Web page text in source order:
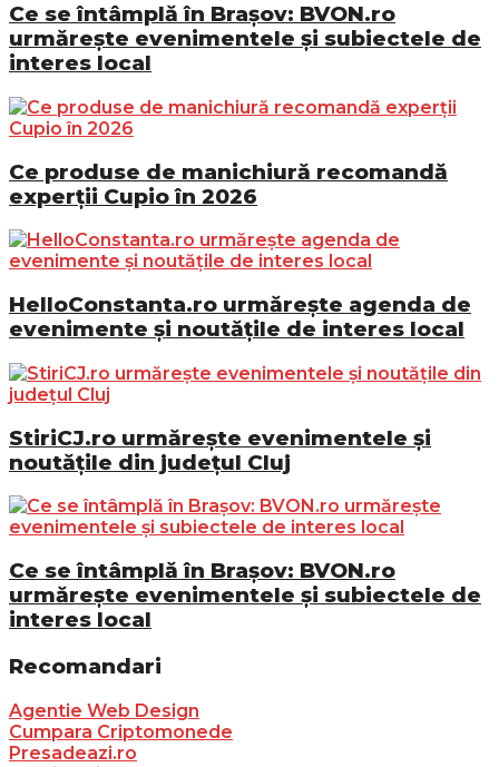
Ce se întâmplă în Brașov: BVON.ro
urmărește evenimentele și subiectele de
interes local
Ce produse de manichiură recomandă
experții Cupio în 2026
HelloConstanta.ro urmărește agenda de
evenimente și noutățile de interes local
StiriCJ.ro urmărește evenimentele și
noutățile din județul Cluj
Ce se întâmplă în Brașov: BVON.ro
urmărește evenimentele și subiectele de
interes local
Recomandari
Agentie Web Design
Cumpara Criptomonede
Presadeazi.ro